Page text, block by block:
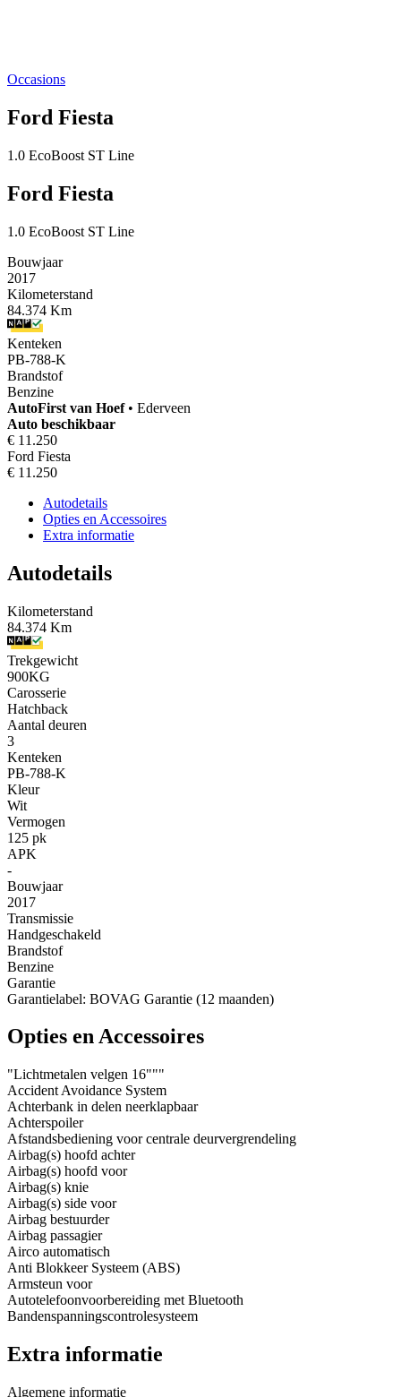
Occasions
Ford Fiesta
1.0 EcoBoost ST Line
Ford Fiesta
1.0 EcoBoost ST Line
Bouwjaar
2017
Kilometerstand
84.374 Km
Kenteken
PB-788-K
Brandstof
Benzine
AutoFirst van Hoef • Ederveen
Auto beschikbaar
€ 11.250
Ford Fiesta
€ 11.250
Autodetails
Opties en Accessoires
Extra informatie
Autodetails
Kilometerstand
84.374 Km
Trekgewicht
900KG
Carosserie
Hatchback
Aantal deuren
3
Kenteken
PB-788-K
Kleur
Wit
Vermogen
125 pk
APK
-
Bouwjaar
2017
Transmissie
Handgeschakeld
Brandstof
Benzine
Garantie
Garantielabel: BOVAG Garantie (12 maanden)
Opties en Accessoires
"Lichtmetalen velgen 16"""
Accident Avoidance System
Achterbank in delen neerklapbaar
Achterspoiler
Afstandsbediening voor centrale deurvergrendeling
Airbag(s) hoofd achter
Airbag(s) hoofd voor
Airbag(s) knie
Airbag(s) side voor
Airbag bestuurder
Airbag passagier
Airco automatisch
Anti Blokkeer Systeem (ABS)
Armsteun voor
Autotelefoonvoorbereiding met Bluetooth
Bandenspanningscontrolesysteem
Extra informatie
Algemene informatie